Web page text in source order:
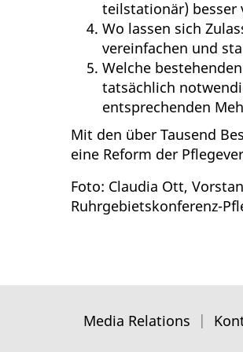
teilstationär) besser
Wo lassen sich
vereinfachen und
Welche
tatsächlich
entsprechenden
Mit den über Tausend
eine Reform der
Foto: Claudia Ott,
Ruhrgebietskonferenz-
Media Relations